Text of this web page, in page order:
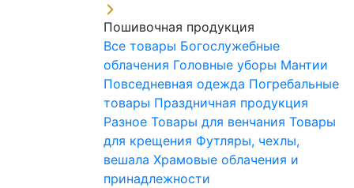
Пошивочная продукция
Все товары Богослужебные
облачения Головные уборы Мантии
Повседневная одежда Погребальные
товары Праздничная продукция
Разное Товары для венчания Товары
для крещения Футляры, чехлы,
вешала Храмовые облачения и
принадлежности